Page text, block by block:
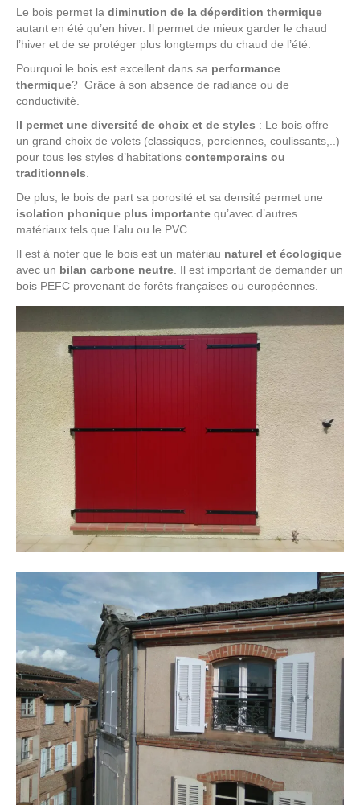
Le bois permet la diminution de la déperdition thermique
autant en été qu’en hiver. Il permet de mieux garder le chaud
l’hiver et de se protéger plus longtemps du chaud de l’été.
Pourquoi le bois est excellent dans sa performance
thermique? Grâce à son absence de radiance ou de
conductivité.
Il permet une diversité de choix et de styles : Le bois offre
un grand choix de volets (classiques, perciennes, coulissants,..)
pour tous les styles d’habitations contemporains ou
traditionnels.
De plus, le bois de part sa porosité et sa densité permet une
isolation phonique plus importante qu’avec d’autres
matériaux tels que l’alu ou le PVC.
Il est à noter que le bois est un matériau naturel et écologique
avec un bilan carbone neutre. Il est important de demander un
bois PEFC provenant de forêts françaises ou européennes.